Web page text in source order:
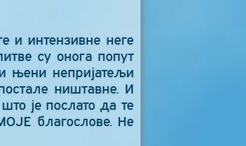
и интензивне неге
су онога попут
њени непријатељи
ништавне. И
је послато да те
благослове. Не